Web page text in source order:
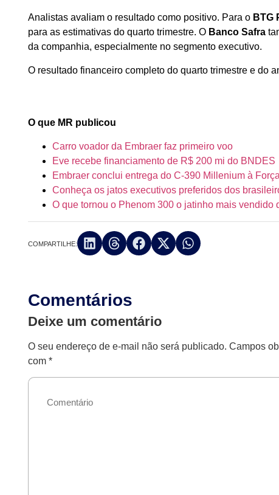
Analistas avaliam o resultado como positivo. Para o BTG
para as estimativas do quarto trimestre. O Banco Safra
da companhia, especialmente no segmento executivo.
O resultado financeiro completo do quarto trimestre e do
O que MR publicou
Carro voador da Embraer faz primeiro voo
Eve recebe financiamento de R$ 200 mi do BNDES
Embraer conclui entrega do C-390 Millenium à
Conheça os jatos executivos preferidos dos
O que tornou o Phenom 300 o jatinho mais vendido
COMPARTILHE:
Comentários
Deixe um comentário
O seu endereço de e-mail não será publicado. Campos
com*